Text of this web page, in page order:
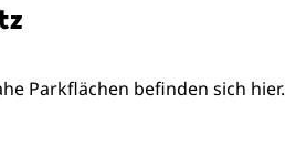
Parkflächen befinden sich hier.